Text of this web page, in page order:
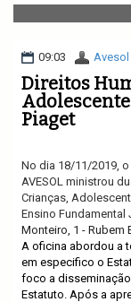
09:03 Avesol
Direitos
Piaget
No dia 18/11/2019,
AVESOL ministrou
Crianças,
Ensino Fundamental
Monteiro, 1 - Rubem
A oficina abordou a
em especifico o
foco a
Estatuto. Após a